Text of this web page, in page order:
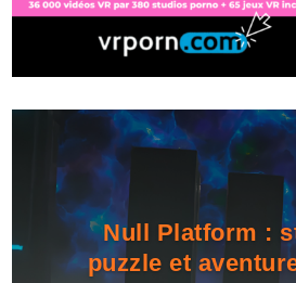
Null Platform :
puzzle et